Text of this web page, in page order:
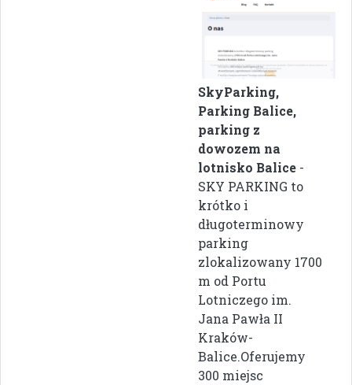
SkyParking,
Parking Balice,
parking z
dowozem na
lotnisko Balice -
SKY PARKING to
krótko i
długoterminowy
parking
zlokalizowany 1700
m od Portu
Lotniczego im.
Jana Pawła II
Kraków-
Balice.Oferujemy
300 miejsc